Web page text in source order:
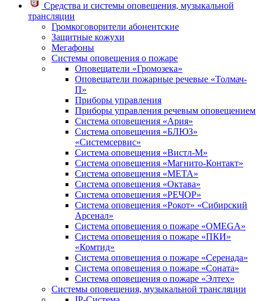
Средства и системы оповещения, музыкальной
трансляции
Громкоговорители абонентские
Защитные кожухи
Мегафоны
Системы оповещения о пожаре
Оповещатели «Громозека»
Оповещатели пожарные речевые «Толмач-
П»
Приборы управления
Приборы управления речевым оповещением
Система оповещения «Ария»
Система оповещения «БЛЮЗ»
«Системсервис»
Система оповещения «Вистл-М»
Система оповещения «Магнито-Контакт»
Система оповещения «МЕТА»
Система оповещения «Октава»
Система оповещения «РЕЧОР»
Система оповещения «Рокот» «Сибирский
Арсенал»
Система оповещения о пожаре «OMEGA»
Система оповещения о пожаре «ПКИ»
«Комтид»
Система оповещения о пожаре «Серенада»
Система оповещения о пожаре «Соната»
Система оповещения о пожаре «Элтех»
Системы оповещения, музыкальной трансляции